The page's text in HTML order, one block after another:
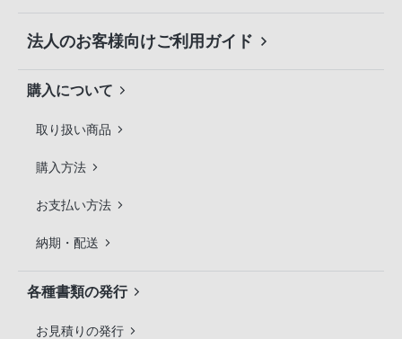
法人のお客様向けご利用ガイド
購入について
取り扱い商品
購入方法
お支払い方法
納期・配送
各種書類の発行
お見積りの発行